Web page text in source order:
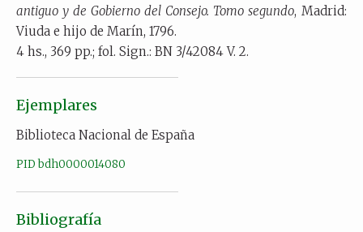
antiguo y de Gobierno del Consejo. Tomo segundo, Madrid:
Viuda e hijo de Marín, 1796.
4 hs., 369 pp.; fol. Sign.: BN 3/42084 V. 2.
Ejemplares
Biblioteca Nacional de España
PID bdh0000014080
Bibliografía